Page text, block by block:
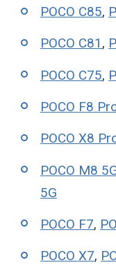
POCO C85,
POCO C81 ,
POCO C75,
POCO F8
POCO X8
POCO M8
5G
POCO F7,
POCO X7,